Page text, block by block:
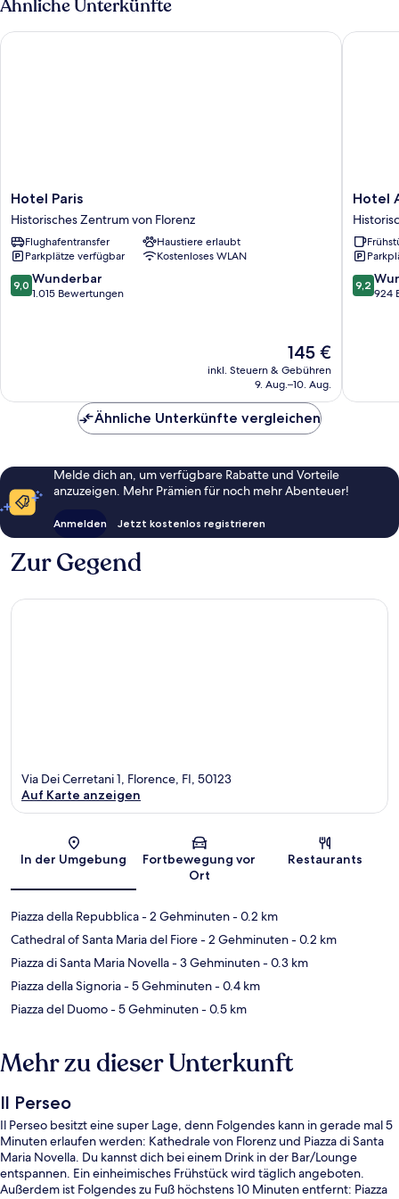
Ähnliche Unterkünfte
Hotel
Paris
Historisches
Zentrum
von
Florenz
Hotel Paris
Historisches Zentrum von Florenz
Flughafentransfer
Haustiere erlaubt
Parkplätze verfügbar
Kostenloses WLAN
9.0
von
9,0 Wunderbar
1.015 Bewertungen
Der
Preis
beträgt
145 €
inkl. Steuern & Gebühren
9. Aug.–10. Aug.
Hotel Paris
Hotel
von
Florenz
Hotel
9.2
von
9,2
924
Hotel
Ähnliche Unterkünfte vergleichen
Melde dich an, um verfügbare Rabatte und Vorteile
anzuzeigen. Mehr Prämien für noch mehr Abenteuer!
Anmelden Jetzt kostenlos registrieren
Zur Gegend
Karte
Via Dei Cerretani 1, Florence, FI, 50123
Auf Karte anzeigen
In der Umgebung
Fortbewegung vor
Ort
Restaurants
Piazza della Repubblica- 2 Gehminuten- 0.2 km
Cathedral of Santa Maria del Fiore- 2 Gehminuten- 0.2 km
Piazza di Santa Maria Novella- 3 Gehminuten- 0.3 km
Piazza della Signoria- 5 Gehminuten- 0.4 km
Piazza del Duomo- 5 Gehminuten- 0.5 km
Mehr zu dieser Unterkunft
Il Perseo
Il Perseo besitzt eine super Lage, denn Folgendes kann in gerade mal 5
Minuten erlaufen werden: Kathedrale von Florenz und Piazza di Santa
Maria Novella. Du kannst dich bei einem Drink in der Bar/Lounge
entspannen. Ein einheimisches Frühstück wird täglich angeboten.
Außerdem ist Folgendes zu Fuß höchstens 10 Minuten entfernt: Piazza